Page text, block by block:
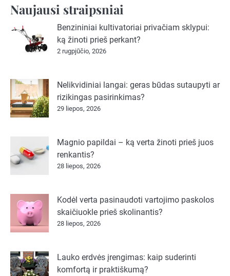
Naujausi straipsniai
Benzininiai kultivatoriai privačiam sklypui:
ką žinoti prieš perkant?
2 rugpjūčio, 2026
Nelikvidiniai langai: geras būdas sutaupyti ar
rizikingas pasirinkimas?
29 liepos, 2026
Magnio papildai – ką verta žinoti prieš juos
renkantis?
28 liepos, 2026
Kodėl verta pasinaudoti vartojimo paskolos
skaičiuokle prieš skolinantis?
28 liepos, 2026
Lauko erdvės įrengimas: kaip suderinti
komfortą ir praktiškumą?